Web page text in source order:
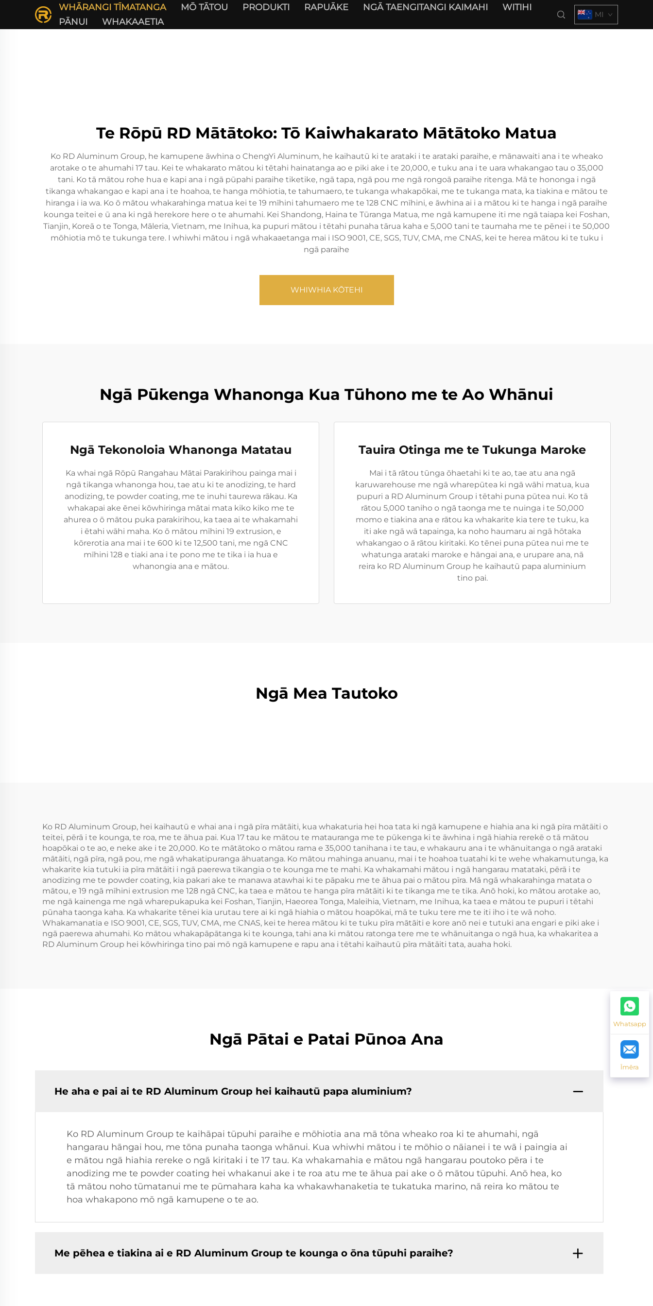
WHĀRANGI TĪMATANGA MŌ TĀTOU PRODUKTI RAPUĀKE NGĀ TAENGITANGI KAIMAHI
WITIHI
PĀNUI
WHAKAAETIA
MI
Te Rōpū RD Mātātoko: Tō Kaiwhakarato Mātātoko Matua
Ko RD Aluminum Group, he kamupene āwhina o ChengYi Aluminum, he kaihautū ki te arataki i te arataki paraihe, e mānawaiti ana i te wheako
arotake o te ahumahi 17 tau. Kei te whakarato mātou ki tētahi hainatanga ao e piki ake i te 20,000, e tuku ana i te uara whakangao tau o 35,000
tani. Ko tā mātou rohe hua e kapi ana i ngā pūpahi paraihe tiketike, ngā tapa, ngā pou me ngā rongoā paraihe ritenga. Mā te hononga i ngā
tikanga whakangao e kapi ana i te hoahoa, te hanga mōhiotia, te tahumaero, te tukanga whakapōkai, me te tukanga mata, ka tiakina e mātou te
hiranga i ia wa. Ko ō mātou whakarahinga matua kei te 19 mīhini tahumaero me te 128 CNC mīhini, e āwhina ai i a mātou ki te hanga i ngā paraihe
kounga teitei e ū ana ki ngā herekore here o te ahumahi. Kei Shandong, Haina te Tūranga Matua, me ngā kamupene iti me ngā taiapa kei Foshan,
Tianjin, Koreā o te Tonga, Māleria, Vietnam, me Inihua, ka pupuri mātou i tētahi punaha tārua kaha e 5,000 tani te taumaha me te pēnei i te 50,000
mōhiotia mō te tukunga tere. I whiwhi mātou i ngā whakaaetanga mai i ISO 9001, CE, SGS, TUV, CMA, me CNAS, kei te herea mātou ki te tuku i
ngā paraihe
WHIWHIA KŌTEHI
Ngā Pūkenga Whanonga Kua Tūhono me te Ao Whānui
Ngā Tekonoloia Whanonga Matatau
Ka whai ngā Rōpū Rangahau Mātai Parakirihou painga mai i
ngā tikanga whanonga hou, tae atu ki te anodizing, te hard
anodizing, te powder coating, me te inuhi taurewa rākau. Ka
whakapai ake ēnei kōwhiringa mātai mata kiko kiko me te
ahurea o ō mātou puka parakirihou, ka taea ai te whakamahi
i ētahi wāhi maha. Ko ō mātou mīhini 19 extrusion, e
kōrerotia ana mai i te 600 ki te 12,500 tani, me ngā CNC
mīhini 128 e tiaki ana i te pono me te tika i ia hua e
whanongia ana e mātou.
Tauira Otinga me te Tukunga Maroke
Mai i tā rātou tūnga ōhaetahi ki te ao, tae atu ana ngā
karuwarehouse me ngā wharepūtea ki ngā wāhi matua, kua
pupuri a RD Aluminum Group i tētahi puna pūtea nui. Ko tā
rātou 5,000 taniho o ngā taonga me te nuinga i te 50,000
momo e tiakina ana e rātou ka whakarite kia tere te tuku, ka
iti ake ngā wā tapainga, ka noho haumaru ai ngā hōtaka
whakangao o ā rātou kiritaki. Ko tēnei puna pūtea nui me te
whatunga arataki maroke e hāngai ana, e urupare ana, nā
reira ko RD Aluminum Group he kaihautū papa aluminium
tino pai.
Ngā Mea Tautoko
Ko RD Aluminum Group, hei kaihautū e whai ana i ngā pīra mātāiti, kua whakaturia hei hoa tata ki ngā kamupene e hiahia ana ki ngā pīra mātāiti o
teitei, pērā i te kounga, te roa, me te āhua pai. Kua 17 tau ke mātou te matauranga me te pūkenga ki te āwhina i ngā hiahia rerekē o tā mātou
hoapōkai o te ao, e neke ake i te 20,000. Ko te mātātoko o mātou rama e 35,000 tanihana i te tau, e whakauru ana i te whānuitanga o ngā arataki
mātāiti, ngā pīra, ngā pou, me ngā whakatipuranga āhuatanga. Ko mātou mahinga anuanu, mai i te hoahoa tuatahi ki te wehe whakamutunga, ka
whakarite kia tutuki ia pīra mātāiti i ngā paerewa tikangia o te kounga me te mahi. Ka whakamahi mātou i ngā hangarau matataki, pērā i te
anodizing me te powder coating, kia pakari ake te manawa atawhai ki te pāpaku me te āhua pai o mātou pīra. Mā ngā whakarahinga matata o
mātou, e 19 ngā mīhini extrusion me 128 ngā CNC, ka taea e mātou te hanga pīra mātāiti ki te tikanga me te tika. Anō hoki, ko mātou arotake ao,
me ngā kainenga me ngā wharepukapuka kei Foshan, Tianjin, Haeorea Tonga, Maleihia, Vietnam, me Inihua, ka taea e mātou te pupuri i tētahi
pūnaha taonga kaha. Ka whakarite tēnei kia urutau tere ai ki ngā hiahia o mātou hoapōkai, mā te tuku tere me te iti iho i te wā noho.
Whakamanatia e ISO 9001, CE, SGS, TUV, CMA, me CNAS, kei te herea mātou ki te tuku pīra mātāiti e kore anō nei e tutuki ana engari e piki ake i
ngā paerewa ahumahi. Ko mātou whakapāpātanga ki te kounga, tahi ana ki mātou ratonga tere me te whānuitanga o ngā hua, ka whakaritea a
RD Aluminum Group hei kōwhiringa tino pai mō ngā kamupene e rapu ana i tētahi kaihautū pīra mātāiti tata, auaha hoki.
Ngā Pātai e Patai Pūnoa Ana
He aha e pai ai te RD Aluminum Group hei kaihautū papa aluminium?
Ko RD Aluminum Group te kaihāpai tūpuhi paraihe e mōhiotia ana mā tōna wheako roa ki te ahumahi, ngā
hangarau hāngai hou, me tōna punaha taonga whānui. Kua whiwhi mātou i te mōhio o nāianei i te wā i paingia ai
e mātou ngā hiahia rereke o ngā kiritaki i te 17 tau. Ka whakamahia e mātou ngā hangarau poutoko pēra i te
anodizing me te powder coating hei whakanui ake i te roa atu me te āhua pai ake o ō mātou tūpuhi. Anō hea, ko
tā mātou noho tūmatanui me te pūmahara kaha ka whakawhanaketia te tukatuka marino, nā reira ko mātou te
hoa whakapono mō ngā kamupene o te ao.
Me pēhea e tiakina ai e RD Aluminum Group te kounga o ōna tūpuhi paraihe?
Whatsapp
Īmēra